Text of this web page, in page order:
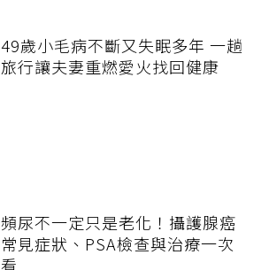
49歲小毛病不斷又失眠多年 一趟
旅行讓夫妻重燃愛火找回健康
頻尿不一定只是老化！攝護腺癌
常見症狀、PSA檢查與治療一次
看